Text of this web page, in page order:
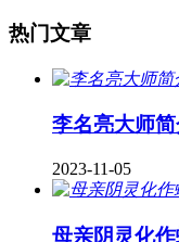
热门文章
李名亮大师
2023-11-05
母亲阴灵化